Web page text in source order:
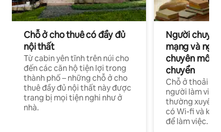
Chỗ ở cho thuê có đầy đủ
nội thất
Từ cabin yên tĩnh trên núi cho
đến các căn hộ tiện lợi trong
thành phố – những chỗ ở cho
thuê đầy đủ nội thất này được
trang bị mọi tiện nghi như ở
nhà.
Người
mạng và
chuyên môn
chuyển
Chỗ ở thoải
người làm việc
thường xuyên
có Wi-fi và
để làm việc.